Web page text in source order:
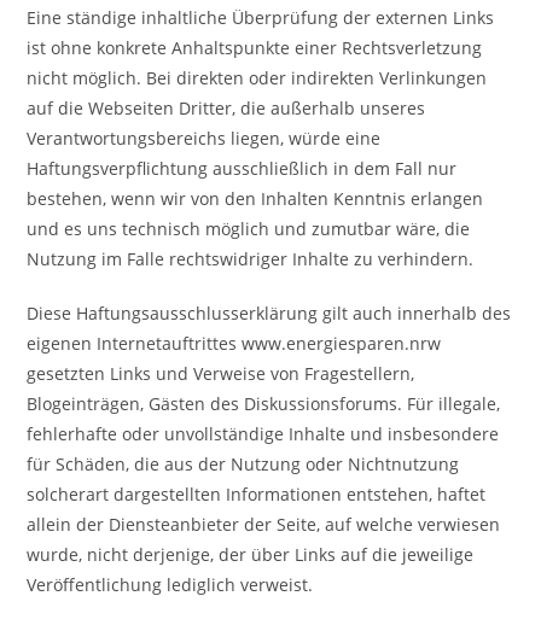
Eine ständige inhaltliche Überprüfung der externen Links
ist ohne konkrete Anhaltspunkte einer Rechtsverletzung
nicht möglich. Bei direkten oder indirekten Verlinkungen
auf die Webseiten Dritter, die außerhalb unseres
Verantwortungsbereichs liegen, würde eine
Haftungsverpflichtung ausschließlich in dem Fall nur
bestehen, wenn wir von den Inhalten Kenntnis erlangen
und es uns technisch möglich und zumutbar wäre, die
Nutzung im Falle rechtswidriger Inhalte zu verhindern.
Diese Haftungsausschlusserklärung gilt auch innerhalb des
eigenen Internetauftrittes www.energiesparen.nrw
gesetzten Links und Verweise von Fragestellern,
Blogeinträgen, Gästen des Diskussionsforums. Für illegale,
fehlerhafte oder unvollständige Inhalte und insbesondere
für Schäden, die aus der Nutzung oder Nichtnutzung
solcherart dargestellten Informationen entstehen, haftet
allein der Diensteanbieter der Seite, auf welche verwiesen
wurde, nicht derjenige, der über Links auf die jeweilige
Veröffentlichung lediglich verweist.